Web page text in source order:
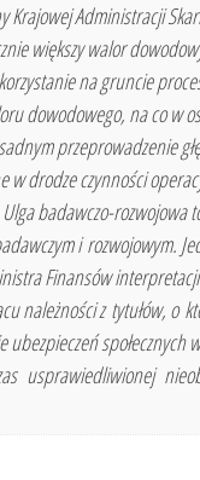
Administracji
większy walor
na gruncie
dowodowego, na co w
przeprowadzenie
drodze czynności
badawczo-
i rozwojowym.
Finansów
należności z tytułów, o
usprawiedliwionej